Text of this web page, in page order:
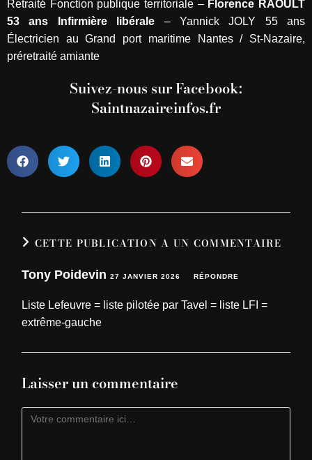
Retraité Fonction publique territoriale – Florence RAOULT
53 ans Infirmière libérale – Yannick JOLY 55 ans
Électricien au Grand port maritime Nantes / St-Nazaire,
préretraité amiante
Suivez-nous sur Facebook:
Saintnazaireinfos.fr
CETTE PUBLICATION A UN COMMENTAIRE
Tony Poidevin27 JANVIER 2026 RÉPONDRE
Liste Lefeuvre = liste pilotée par Tavel = liste LFI =
extrême-gauche
Laisser un commentaire